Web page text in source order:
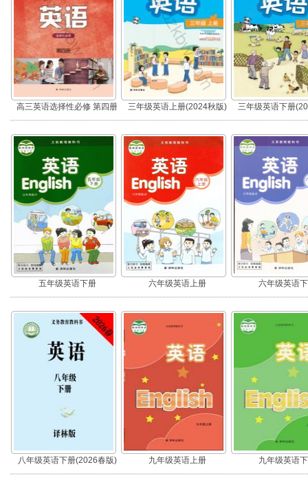
高三英语选择性必修 第四册 三年级英语上册(2024秋版) 三年级英语下册
五年级英语下册 六年级英语上册 六年级英语
八年级英语下册(2026春版) 九年级英语上册 九年级英语